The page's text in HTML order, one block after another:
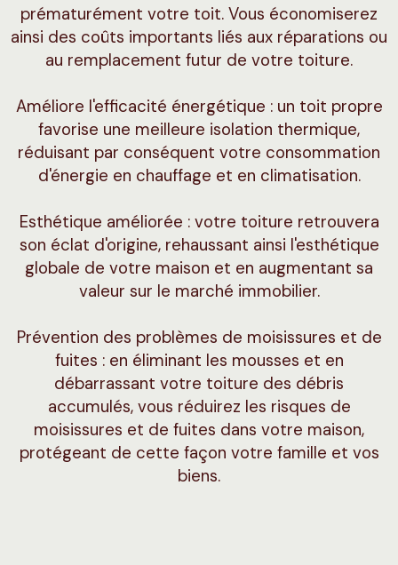
prématurément votre toit. Vous économiserez
ainsi des coûts importants liés aux réparations ou
au remplacement futur de votre toiture.
Améliore l'efficacité énergétique : un toit propre
favorise une meilleure isolation thermique,
réduisant par conséquent votre consommation
d'énergie en chauffage et en climatisation.
Esthétique améliorée : votre toiture retrouvera
son éclat d'origine, rehaussant ainsi l'esthétique
globale de votre maison et en augmentant sa
valeur sur le marché immobilier.
Prévention des problèmes de moisissures et de
fuites : en éliminant les mousses et en
débarrassant votre toiture des débris
accumulés, vous réduirez les risques de
moisissures et de fuites dans votre maison,
protégeant de cette façon votre famille et vos
biens.